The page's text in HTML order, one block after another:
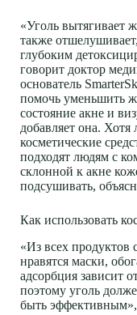
«Уголь вытягивает
также
глубоким
говорит доктор
основатель
помочь уменьшить
состояние акне и
добавляет она.
косметические
подходят людям с
склонной к акне
подсушивать,
Как использовать
«Из всех продуктов
нравятся маски,
адсорбция зависит
поэтому уголь
быть